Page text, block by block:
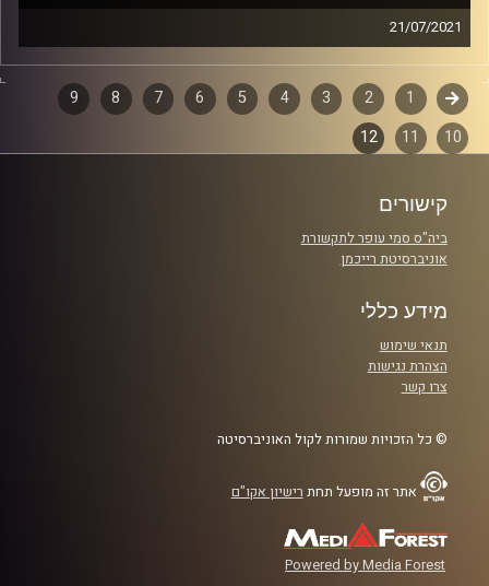
21/07/2021
שעה של מוזיקה ישראלית.
והפעם, רזיאל יהודאי מארח את אור כהן אכד .
דפדוף
פרקים
קודם 1
2
3
4
5
6
7
8
9
10
11
12
קישורים
ביה"ס סמי עופר לתקשורת
אוניברסיטת רייכמן
מידע כללי
תנאי שימוש
הצהרת נגישות
צרו קשר
© כל הזכויות שמורות לקול האוניברסיטה
אתר זה מופעל תחת רישיון אקו"ם
Powered by Media Forest